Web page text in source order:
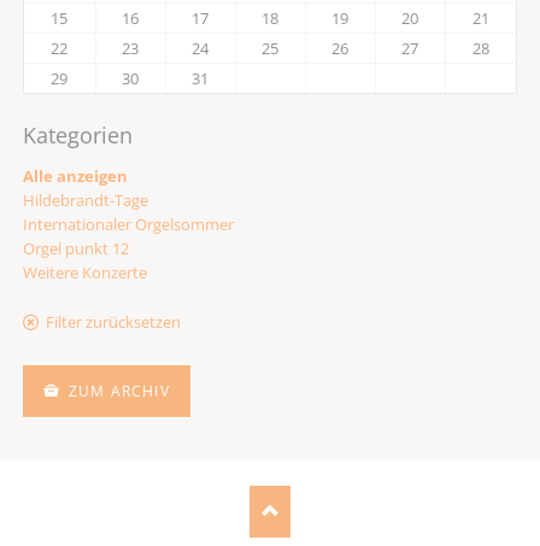
15
16 17 18 19 20
21
22
23 24 25 26 27
28
29
30 31
Kategorien
Alle anzeigen
Hildebrandt-Tage
Internationaler Orgelsommer
Orgel punkt 12
Weitere Konzerte
Filter zurücksetzen
ZUM ARCHIV